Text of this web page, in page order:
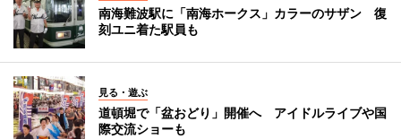
南海難波駅に「南海ホークス」カラーのサザン 復
刻ユニ着た駅員も
見る・遊ぶ
道頓堀で「盆おどり」開催へ アイドルライブや国
際交流ショーも